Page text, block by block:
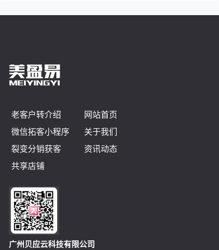
老客户转介绍
网站首页
微信拓客小程序
关于我们
裂变分销获客
资讯动态
共享店铺
广州贝应云科技有限公司